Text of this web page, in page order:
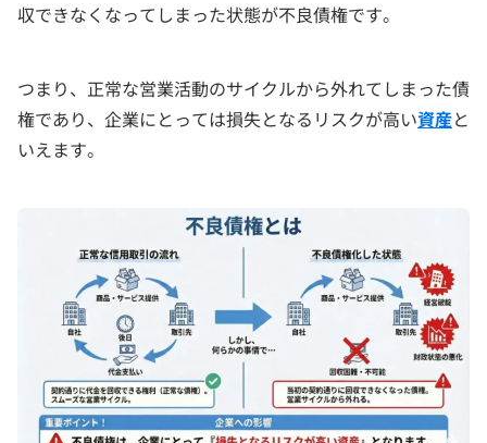
収できなくなってしまった状態が不良債権です。
つまり、正常な営業活動のサイクルから外れてしまった債
権であり、企業にとっては損失となるリスクが高い資産と
いえます。